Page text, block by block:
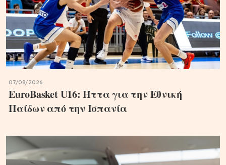
07/08/2026
EuroBasket U16: Ήττα για την Εθνική
Παίδων από την Ισπανία